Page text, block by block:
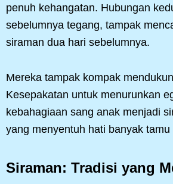
penuh kehangatan. Hubungan
sebelumnya tegang, tampak
siraman dua hari sebelumnya.
Mereka tampak kompak
Kesepakatan untuk menurunkan
kebahagiaan sang anak menjadi
yang menyentuh hati banyak tamu
Siraman: Tradisi yang